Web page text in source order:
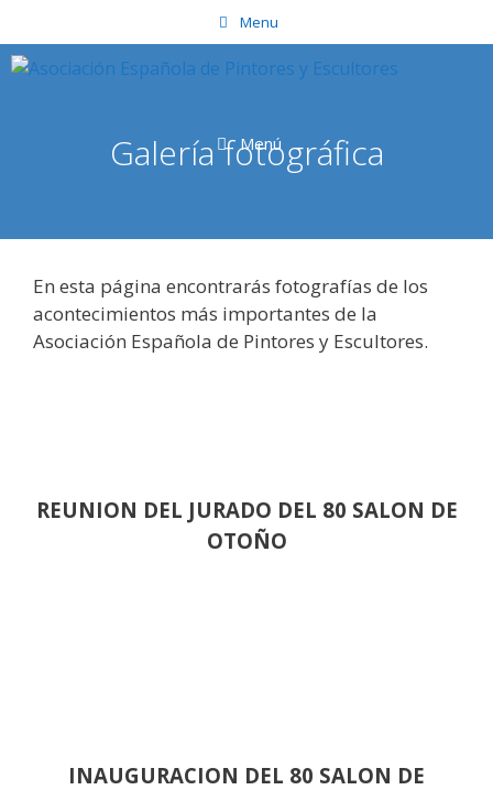
al
contenido
Menu
Menú
Galería fotográfica
En esta página encontrarás fotografías de los
acontecimientos más importantes de la
Asociación Española de Pintores y Escultores.
REUNION DEL JURADO DEL 80 SALON DE
OTOÑO
INAUGURACION DEL 80 SALON DE